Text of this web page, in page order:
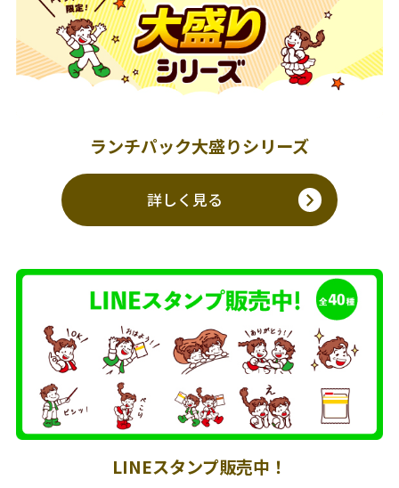
ランチパック大盛りシリーズ
詳しく見る
LINEスタンプ販売中！